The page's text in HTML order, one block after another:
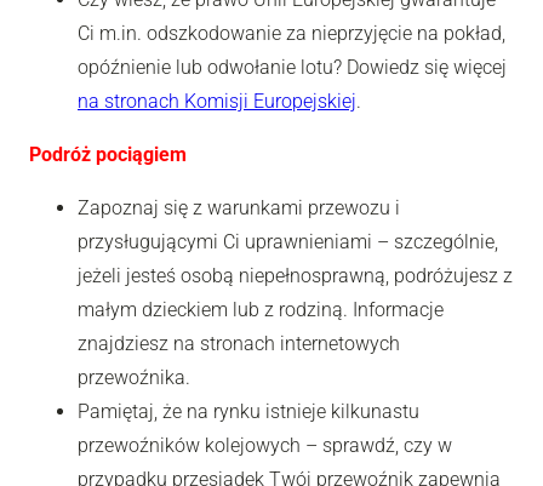
Ci m.in. odszkodowanie za nieprzyjęcie na pokład,
opóźnienie lub odwołanie lotu? Dowiedz się więcej
na stronach Komisji Europejskiej.
Podróż pociągiem
Zapoznaj się z warunkami przewozu i
przysługującymi Ci uprawnieniami – szczególnie,
jeżeli jesteś osobą niepełnosprawną, podróżujesz z
małym dzieckiem lub z rodziną. Informacje
znajdziesz na stronach internetowych
przewoźnika.
Pamiętaj, że na rynku istnieje kilkunastu
przewoźników kolejowych – sprawdź, czy w
przypadku przesiadek Twój przewoźnik zapewnia